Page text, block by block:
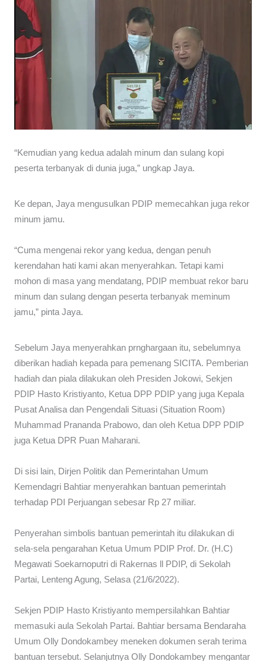
“Kemudian yang kedua adalah minum dan sulang kopi
peserta terbanyak di dunia juga,” ungkap Jaya.
Ke depan, Jaya mengusulkan PDIP memecahkan juga rekor
minum jamu.
“Cuma mengenai rekor yang kedua, dengan penuh
kerendahan hati kami akan menyerahkan. Tetapi kami
mohon di masa yang mendatang, PDIP membuat rekor baru
minum dan sulang dengan peserta terbanyak meminum
jamu,” pinta Jaya.
Sebelum Jaya menyerahkan prnghargaan itu, sebelumnya
diberikan hadiah kepada para pemenang SICITA. Pemberian
hadiah dan piala dilakukan oleh Presiden Jokowi, Sekjen
PDIP Hasto Kristiyanto, Ketua DPP PDIP yang juga Kepala
Pusat Analisa dan Pengendali Situasi (Situation Room)
Muhammad Prananda Prabowo, dan oleh Ketua DPP PDIP
juga Ketua DPR Puan Maharani.
Di sisi lain, Dirjen Politik dan Pemerintahan Umum
Kemendagri Bahtiar menyerahkan bantuan pemerintah
terhadap PDI Perjuangan sebesar Rp 27 miliar.
Penyerahan simbolis bantuan pemerintah itu dilakukan di
sela-sela pengarahan Ketua Umum PDIP Prof. Dr. (H.C)
Megawati Soekarnoputri di Rakernas ll PDIP, di Sekolah
Partai, Lenteng Agung, Selasa (21/6/2022).
Sekjen PDIP Hasto Kristiyanto mempersilahkan Bahtiar
memasuki aula Sekolah Partai. Bahtiar bersama Bendaraha
Umum Olly Dondokambey meneken dokumen serah terima
bantuan tersebut. Selanjutnya Olly Dondokambey mengantar